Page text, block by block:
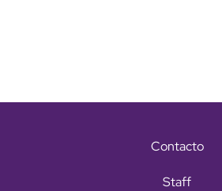
Contacto
Staff